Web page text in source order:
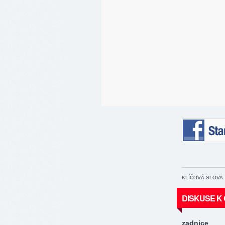
KLÍČOVÁ SLOVA:
DISKUSE
zadnice